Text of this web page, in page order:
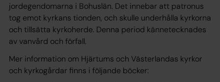
jordegendomarna i Bohuslän. Det innebar att patronus
tog emot kyrkans tionden, och skulle underhålla kyrkorna
och tillsätta kyrkoherde. Denna period kännetecknades
av vanvård och förfall.
Mer information om Hjärtums och Västerlandas kyrkor
och kyrkogårdar finns i följande böcker: